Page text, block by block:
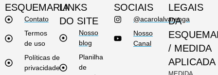
ESQUEMARIA
Contato
Termos
de uso
Políticas de
privacidade
LINKS
DO SITE
Nosso
blog
Planilha
de
SOCIAIS
@acarolalvarenga
Nosso
Canal
LEGAIS
DA
/ MEDIDA
APLICADA